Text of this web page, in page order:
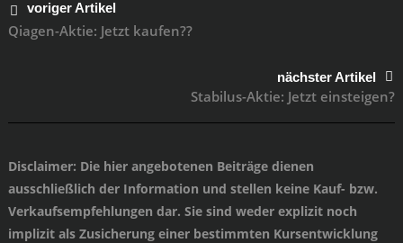
voriger Artikel
Qiagen-Aktie: Jetzt kaufen??
nächster Artikel
Stabilus-Aktie: Jetzt einsteigen?
Disclaimer: Die hier angebotenen Beiträge dienen
ausschließlich der Information und stellen keine Kauf- bzw.
Verkaufsempfehlungen dar. Sie sind weder explizit noch
implizit als Zusicherung einer bestimmten Kursentwicklung